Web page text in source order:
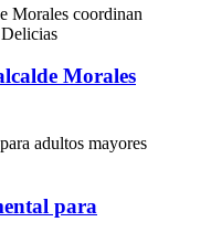
Morales
para